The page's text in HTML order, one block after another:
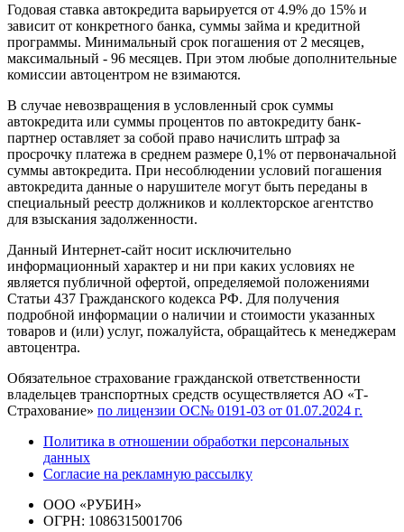
Годовая ставка автокредита варьируется от 4.9% до 15% и
зависит от конкретного банка, суммы займа и кредитной
программы. Минимальный срок погашения от 2 месяцев,
максимальный - 96 месяцев. При этом любые дополнительные
комиссии автоцентром не взимаются.
В случае невозвращения в условленный срок суммы
автокредита или суммы процентов по автокредиту банк-
партнер оставляет за собой право начислить штраф за
просрочку платежа в среднем размере 0,1% от первоначальной
суммы автокредита. При несоблюдении условий погашения
автокредита данные о нарушителе могут быть переданы в
специальный реестр должников и коллекторское агентство
для взыскания задолженности.
Данный Интернет-сайт носит исключительно
информационный характер и ни при каких условиях не
является публичной офертой, определяемой положениями
Статьи 437 Гражданского кодекса РФ. Для получения
подробной информации о наличии и стоимости указанных
товаров и (или) услуг, пожалуйста, обращайтесь к менеджерам
автоцентра.
Обязательное страхование гражданской ответственности
владельцев транспортных средств осуществляется АО «Т-
Страхование» по лицензии ОС№ 0191-03 от 01.07.2024 г.
Политика в отношении обработки персональных
данных
Согласие на рекламную рассылку
ООО «РУБИН»
ОГРН: 1086315001706